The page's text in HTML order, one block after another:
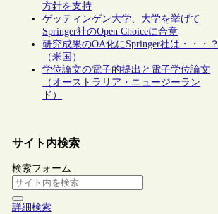
方針を支持
ゲッティンゲン大学、大学を挙げて
Springer社のOpen Choiceに合意
研究成果のOA化にSpringer社は・・・？
（米国）
学位論文の電子的提出と電子学位論文
（オーストラリア・ニュージーラン
ド）
サイト内検索
検索フォーム
詳細検索